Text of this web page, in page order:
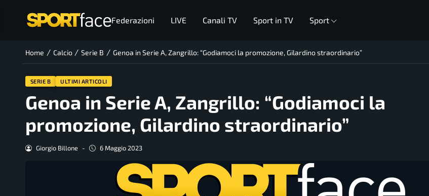
Federazioni LIVE Canali TV Sport in TV Sport
Home / Calcio / Serie B / Genoa in Serie A, Zangrillo: “Godiamoci la promozione, Gilardino straordinario”
SERIE B ULTIMI ARTICOLI
Genoa in Serie A, Zangrillo: “Godiamoci la
promozione, Gilardino straordinario”
Giorgio Billone - 6 Maggio 2023